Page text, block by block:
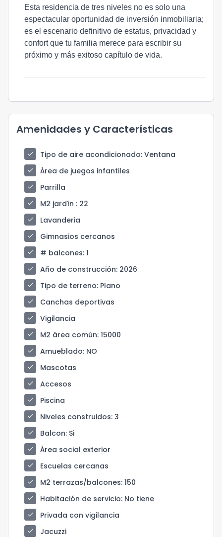
Esta residencia de tres niveles no es solo una
espectacular oportunidad de inversión inmobiliaria;
es el escenario definitivo de estatus, privacidad y
confort que tu familia merece para escribir su
próximo y más exitoso capítulo de vida.
Amenidades y Características
check Tipo de aire acondicionado: Ventana
check
Área de juegos infantiles
check
Parrilla
check
M2 jardín : 22
check
Lavanderia
check
Gimnasios cercanos
check
# balcones: 1
check
Año de construcción: 2026
check
Tipo de terreno: Plano
check
Canchas deportivas
check
Vigilancia
check
M2 área común: 15000
check
Amueblado: NO
check
Mascotas
check
Accesos
check
Piscina
check
Niveles construidos: 3
check
Balcon: Si
check
Área social exterior
check
Escuelas cercanas
check
M2 terrazas/balcones: 150
check
Habitación de servicio: No tiene
check
Privada con vigilancia
check
Jacuzzi